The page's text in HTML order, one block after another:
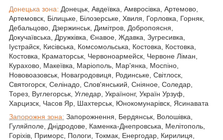
Донецька зона: Донецьк, Авдеївка, Амвросівка, Артемово,
Артемовск, Білицьке, Білозерське, Хвиля, Горловка, Горняк,
Дебальцово, Дзержинськ, Димітров, Добропоясня,
Докучаївська, Дружківка, Єнавое, Ждавка, Зугресивка,
Іустрайск, Кисівська, Комсомольська, Костовка, Костовка,
Костовка, Краматорськ, Червоноармейск, Червоне Ліман,
Курахово, Макеївка, Маріополь, Мар'янка, Моспіно,
Нововоазовськ, Новагродовиця, Родинське, Світлоск,
Святогорск, Селінадо, Слов'янський, Сніяное, Соледар,
Торез, Вуглегорськ, Угледар, Українонг, Україн Урзуф,
Харцизск, Часов Яр, Шахтерськ, Юнокомунарівск, Ясинавата
Запорожня зона: Запорожнення, Бердянськ, Волошівка,
Гуляйполе, Днідродове, Каменка-Днепровська, Мелітополь,
Горіхів, Приморс, Пологи, Токмак, Енергодар, Кирилиця,